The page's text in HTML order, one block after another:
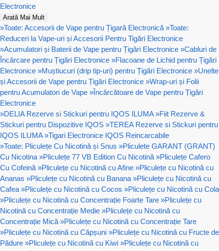
Electronice
Arată Mai Mult
»Toate: Accesorii de Vape pentru Țigară Electronică »Toate:
Reduceri la Vape-uri și Accesorii Pentru Tigări Electronice
»Acumulatori și Baterii de Vape pentru Țigări Electronice »Cabluri de
Încărcare pentru Țigări Electronice »Flacoane de Lichid pentru Țigări
Electronice »Muștiucuri (drip tip-uri) pentru Țigări Electronice »Unelte
și Accesorii de Vape pentru Țigări Electronice »Wrap-uri și Folii
pentru Acumulatori de Vape »Încărcătoare de Vape pentru Țigări
Electronice
»DELIA Rezerve si Stickuri pentru IQOS ILUMA »Fiit Rezerve &
Stickuri pentru Dispozitive IQOS »TEREA Rezerve si Stickuri pentru
IQOS ILUMA »Tigari Electronice IQOS Reincarcabile
»Toate: Pliculețe Cu Nicotină și Snus »Pliculete GARANT (GRANT)
Cu Nicotina »Pliculețe 77 VB Edition Cu Nicotină »Pliculețe Cafero
Cu Cofeină »Pliculețe cu Nicotină cu Afine »Pliculețe cu Nicotină cu
Ananas »Pliculețe cu Nicotină cu Banana »Pliculețe cu Nicotină cu
Cafea »Pliculețe cu Nicotină cu Cocos »Pliculețe cu Nicotină cu Cola
»Pliculețe cu Nicotină cu Concentrație Foarte Tare »Pliculețe cu
Nicotină cu Concentrație Medie »Pliculețe cu Nicotină cu
Concentrație Mică »Pliculețe cu Nicotină cu Concentrație Tare
»Pliculețe cu Nicotină cu Căpșuni »Pliculețe cu Nicotină cu Fructe de
Pădure »Pliculețe cu Nicotină cu Kiwi »Pliculețe cu Nicotină cu